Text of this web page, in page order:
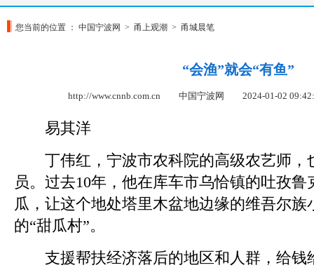
您当前的位置 ： 中国宁波网 > 甬上观潮 > 甬城晨笔
“会渔”就会“有鱼”
http://www.cnnb.com.cn 中国宁波网 2024-01-02
易其洋
丁伟红，宁波市农科院的高级农艺师，
员。过去10年，他在库车市乌恰镇的吐孜
瓜，让这个地处塔里木盆地边缘的维吾尔
的“甜瓜村”。
支援帮扶经济落后的地区和人群，给钱